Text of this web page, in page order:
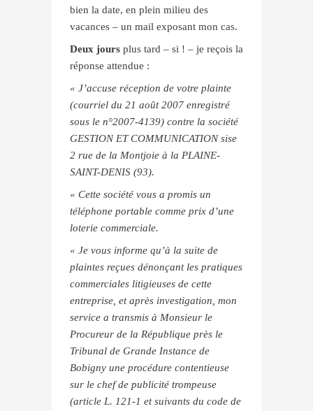
bien la date, en plein milieu des
vacances – un mail exposant mon cas.
Deux jours plus tard – si ! – je reçois la
réponse attendue :
« J’accuse réception de votre plainte
(courriel du 21 août 2007 enregistré
sous le n°2007-4139) contre la société
GESTION ET COMMUNICATION sise
2 rue de la Montjoie à la PLAINE-
SAINT-DENIS (93).
« Cette société vous a promis un
téléphone portable comme prix d’une
loterie commerciale.
« Je vous informe qu’à la suite de
plaintes reçues dénonçant les pratiques
commerciales litigieuses de cette
entreprise, et après investigation, mon
service a transmis à Monsieur le
Procureur de la République près le
Tribunal de Grande Instance de
Bobigny une procédure contentieuse
sur le chef de publicité trompeuse
(article L. 121-1 et suivants du code de